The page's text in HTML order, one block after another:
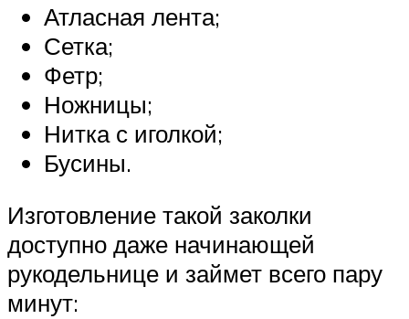
Атласная лента;
Сетка;
Фетр;
Ножницы;
Нитка с иголкой;
Бусины.
Изготовление такой заколки
доступно даже начинающей
рукодельнице и займет всего пару
минут: